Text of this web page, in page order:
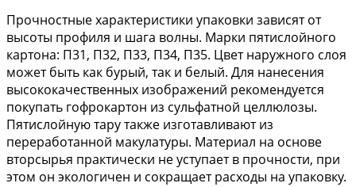
Прочностные характеристики упаковки зависят от
высоты профиля и шага волны. Марки пятислойного
картона: П31, П32, П33, П34, П35. Цвет наружного слоя
может быть как бурый, так и белый. Для нанесения
высококачественных изображений рекомендуется
покупать гофрокартон из сульфатной целлюлозы.
Пятислойную тару также изготавливают из
переработанной макулатуры. Материал на основе
вторсырья практически не уступает в прочности, при
этом он экологичен и сокращает расходы на упаковку.